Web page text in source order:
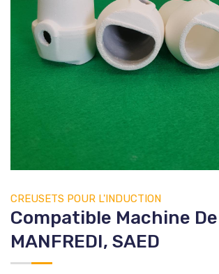
CREUSETS POUR L'INDUCTION
Compatible Machine
MANFREDI, SAED